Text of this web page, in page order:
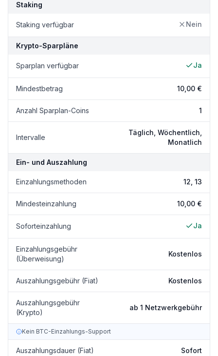
Staking
Staking verfügbar Nein
Krypto-Sparpläne
Sparplan verfügbar Ja
Mindestbetrag 10,00 €
Anzahl Sparplan-Coins 1
Intervalle
Täglich, Wöchentlich,
Monatlich
Ein- und Auszahlung
Einzahlungsmethoden 12, 13
Mindesteinzahlung 10,00 €
Soforteinzahlung Ja
Einzahlungsgebühr
(Überweisung)
Kostenlos
Auszahlungsgebühr (Fiat) Kostenlos
Auszahlungsgebühr
(Krypto)
ab 1 Netzwerkgebühr
Kein BTC-Einzahlungs-Support
Auszahlungsdauer (Fiat) Sofort